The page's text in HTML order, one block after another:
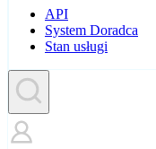
API
System Doradca
Stan usługi